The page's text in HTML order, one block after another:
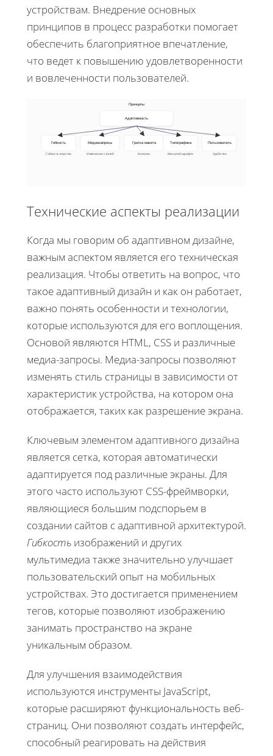
устройствам. Внедрение основных
принципов в процесс разработки помогает
обеспечить благоприятное впечатление,
что ведет к повышению удовлетворенности
и вовлеченности пользователей.
Принципы
Адаптивность
Гибкость Медиазапросы Гратка макета Типографика Пользователь
Гибкость верстки Изменение стилей Колонки Масштаб шрифта Удобство
Технические аспекты реализации
Когда мы говорим об адаптивном дизайне,
важным аспектом является его техническая
реализация. Чтобы ответить на вопрос, что
такое адаптивный дизайн и как он работает,
важно понять особенности и технологии,
которые используются для его воплощения.
Основой являются HTML, CSS и различные
медиа-запросы. Медиа-запросы позволяют
изменять стиль страницы в зависимости от
характеристик устройства, на котором она
отображается, таких как разрешение экрана.
Ключевым элементом адаптивного дизайна
является сетка, которая автоматически
адаптируется под различные экраны. Для
этого часто используют CSS-фреймворки,
являющиеся большим подспорьем в
создании сайтов с адаптивной архитектурой.
Гибкость изображений и других
мультимедиа также значительно улучшает
пользовательский опыт на мобильных
устройствах. Это достигается применением
тегов, которые позволяют изображению
занимать пространство на экране
уникальным образом.
Для улучшения взаимодействия
используются инструменты JavaScript,
которые расширяют функциональность веб-
страниц. Они позволяют создать интерфейс,
способный реагировать на действия